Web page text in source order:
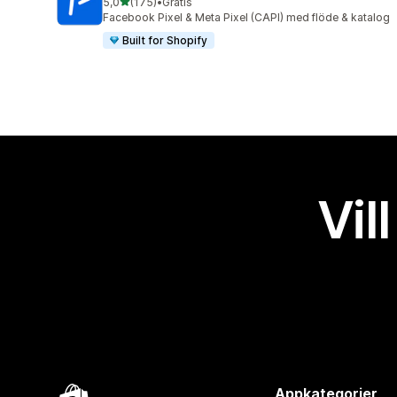
175 recensioner totalt
Facebook Pixel & Meta Pixel (CAPI) med flöde & katalog
Built for Shopify